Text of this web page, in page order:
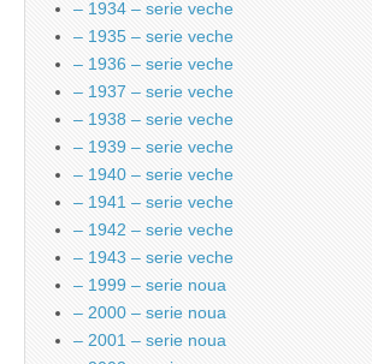
– 1934 – serie veche
– 1935 – serie veche
– 1936 – serie veche
– 1937 – serie veche
– 1938 – serie veche
– 1939 – serie veche
– 1940 – serie veche
– 1941 – serie veche
– 1942 – serie veche
– 1943 – serie veche
– 1999 – serie noua
– 2000 – serie noua
– 2001 – serie noua